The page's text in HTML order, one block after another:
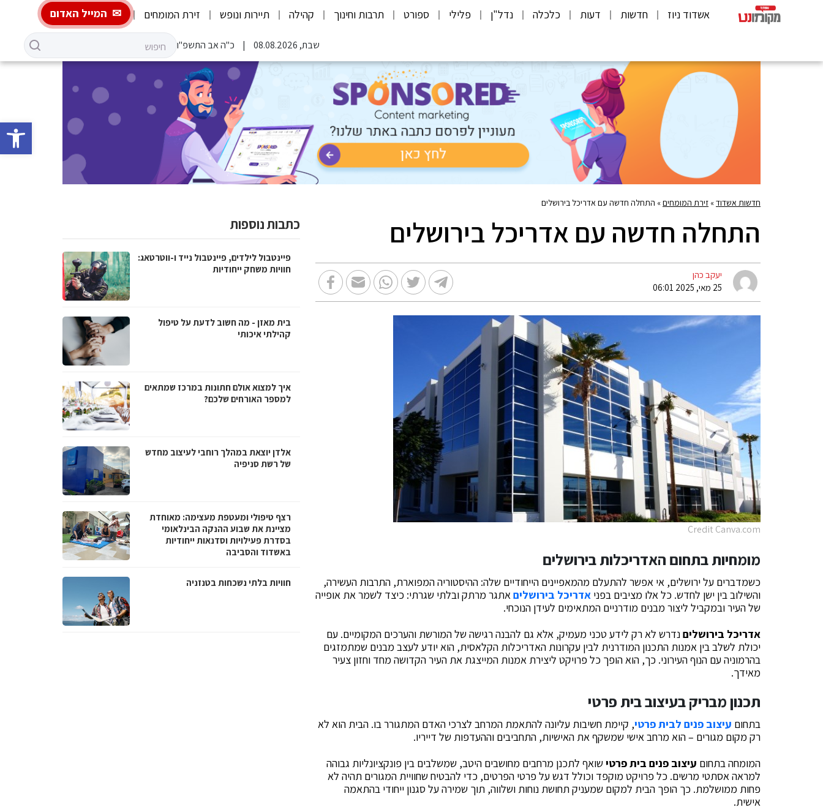
פתח
אשדוד ניוז חדשות דעות כלכלה נדל"ן פלילי ספורט תרבות וחינוך קהילה תיירות ונופש זירת המומחים המייל האדום
שבת, 08.08.2026 כ"ה אב התשפ"ו
חדשות אשדוד» זירת המומחים» התחלה חדשה עם אדריכל בירושלים
התחלה חדשה עם אדריכל בירושלים
יעקב כהן
25 מאי, 2025 06:01
Credit Canva.com
מומחיות בתחום האדריכלות בירושלים
כשמדברים על ירושלים, אי אפשר להתעלם מהמאפיינים הייחודיים שלה: ההיסטוריה המפוארת, התרבות העשירה,
והשילוב בין ישן לחדש. כל אלו מציבים בפני אדריכל בירושלים אתגר מרתק ובלתי שגרתי: כיצד לשמר את אופייה
של העיר ובמקביל ליצור מבנים מודרניים המתאימים לעידן הנוכחי.
אדריכל בירושליםנדרש לא רק לידע טכני מעמיק, אלא גם להבנה רגישה של המורשת והערכים המקומיים. עם
יכולת לשלב בין אמנות התכנון המודרנית לבין עקרונות האדריכלות הקלאסית, הוא יודע לעצב מבנים שמתמזגים
בהרמוניה עם הנוף העירוני. כך, הוא הופך כל פרויקט ליצירת אמנות המייצגת את העיר הקדושה מחד וחזון צעיר
מאידך.
תכנון מבריק בעיצוב בית פרטי
בתחום עיצוב פנים לבית פרטי, קיימת חשיבות עליונה להתאמת המרחב לצרכי האדם המתגורר בו. הבית הוא לא
רק מקום מגורים – הוא מרחב אישי שמשקף את האישיות, התחביבים וההעדפות של דייריו.
המומחה בתחום עיצוב פנים בית פרטישואף לתכנן מרחבים מחושבים היטב, שמשלבים בין פונקציונליות גבוהה
למראה אסתטי מרשים. כל פרויקט מוקפד וכולל דגש על פרטי הפרטים, כדי להבטיח שחוויית המגורים תהיה לא
פחות ממושלמת. כך הופך הבית למקום שמעניק תחושת נוחות ושלווה, תוך שמירה על סגנון ייחודי בהתאמה
אישית.
כתבות נוספות
פיינטבול לילדים, פיינטבול נייד ו-ווטרטאג:
חוויות משחק ייחודיות
בית מאזן - מה חשוב לדעת על טיפול
קהילתי איכותי
איך למצוא אולם חתונות במרכז שמתאים
למספר האורחים שלכם?
אלדן יוצאת במהלך רוחבי לעיצוב מחדש
של רשת סניפיה
רצף טיפולי ומעטפת מעצימה: מאוחדת
מציינת את שבוע ההנקה הבינלאומי
בסדרת פעילויות וסדנאות ייחודיות
באשדוד והסביבה
חוויות בלתי נשכחות בטנזניה